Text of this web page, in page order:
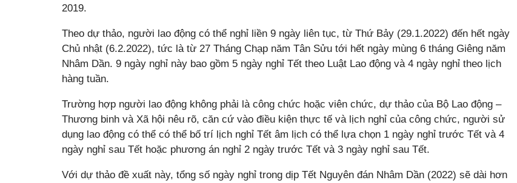
2019.
Theo dự thảo, người lao động có thể nghỉ liền 9 ngày liên tục, từ Thứ Bảy (29.1.2022) đến hết ngày
Chủ nhật (6.2.2022), tức là từ 27 Tháng Chạp năm Tân Sửu tới hết ngày mùng 6 tháng Giêng năm
Nhâm Dần. 9 ngày nghỉ này bao gồm 5 ngày nghỉ Tết theo Luật Lao động và 4 ngày nghỉ theo lịch
hàng tuần.
Trường hợp người lao động không phải là công chức hoặc viên chức, dự thảo của Bộ Lao động –
Thương binh và Xã hội nêu rõ, căn cứ vào điều kiện thực tế và lịch nghỉ của công chức, người sử
dụng lao động có thể có thể bố trí lịch nghỉ Tết âm lịch có thể lựa chọn 1 ngày nghỉ trước Tết và 4
ngày nghỉ sau Tết hoặc phương án nghỉ 2 ngày trước Tết và 3 ngày nghỉ sau Tết.
Với dự thảo đề xuất này, tổng số ngày nghỉ trong dịp Tết Nguyên đán Nhâm Dần (2022) sẽ dài hơn